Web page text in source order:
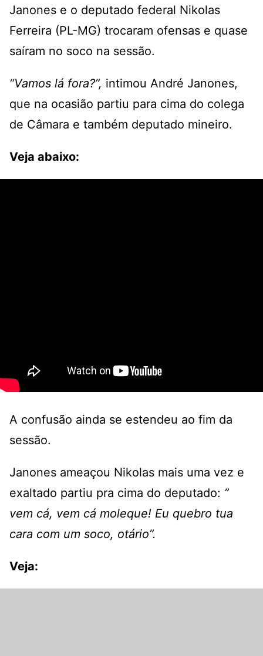
Janones e o deputado federal Nikolas
Ferreira (PL-MG) trocaram ofensas e quase
saíram no soco na sessão.
“Vamos lá fora?”, intimou André Janones,
que na ocasião partiu para cima do colega
de Câmara e também deputado mineiro.
Veja abaixo:
A confusão ainda se estendeu ao fim da
sessão.
Janones ameaçou Nikolas mais uma vez e
exaltado partiu pra cima do deputado: ”
vem cá, vem cá moleque! Eu quebro tua
cara com um soco, otário”.
Veja: